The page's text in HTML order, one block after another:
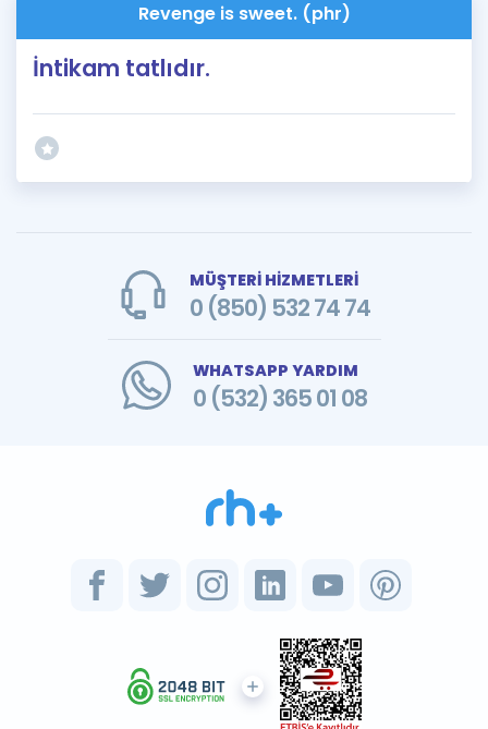
İngilizce GramerRevenge is sweet. (phr)
İntikam tatlıdır.
MÜŞTERİ HİZMETLERİ
0 (850) 532 74 74
WHATSAPP YARDIM
0 (532) 365 01 08